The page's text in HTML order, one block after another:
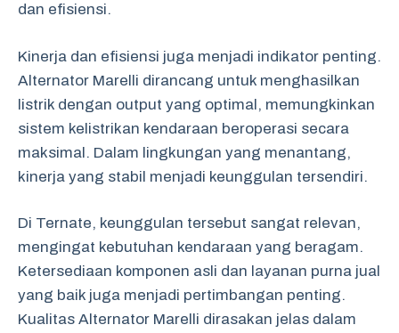
dan efisiensi.
Kinerja dan efisiensi juga menjadi indikator penting.
Alternator Marelli dirancang untuk menghasilkan
listrik dengan output yang optimal, memungkinkan
sistem kelistrikan kendaraan beroperasi secara
maksimal. Dalam lingkungan yang menantang,
kinerja yang stabil menjadi keunggulan tersendiri.
Di Ternate, keunggulan tersebut sangat relevan,
mengingat kebutuhan kendaraan yang beragam.
Ketersediaan komponen asli dan layanan purna jual
yang baik juga menjadi pertimbangan penting.
Kualitas Alternator Marelli dirasakan jelas dalam